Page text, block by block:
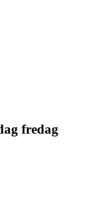
fredag